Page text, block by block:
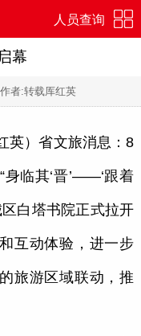
人员查询
幕
者:转载厍红英
英）省文旅消息：8
身临其‘晋’——‘跟着
白塔书院正式拉开
互动体验，进一步
旅游区域联动，推